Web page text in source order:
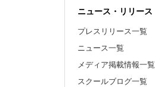
ニュース・リリース
プレスリリース一覧
ニュース一覧
メディア掲載情報一覧
スクールブログ一覧